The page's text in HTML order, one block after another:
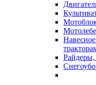
Райдеры,